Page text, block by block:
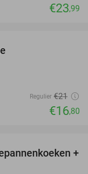
€23,99
Regulier €21
€16,80
30%+